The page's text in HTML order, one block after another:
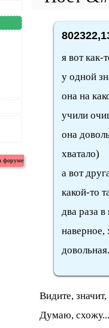
я вот как-
у одной
она на
учили
она
хватало)
а вот
какой-то
два раза
наверное,
Видите,
Думаю,